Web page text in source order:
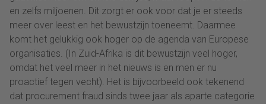
en zelfs miljoenen. Dit zorgt er ook voor dat je er steeds
meer over leest en het bewustzijn toeneemt. Daarmee
komt het gelukkig ook hoger op de agenda van Europese
organisaties. (In Zuid-Afrika is dit bewustzijn veel hoger,
omdat het veel meer in het nieuws is en men er nu
proactief tegen vecht). Het is bijvoorbeeld ook tekenend
dat procurement fraud sinds twee jaar als aparte categorie